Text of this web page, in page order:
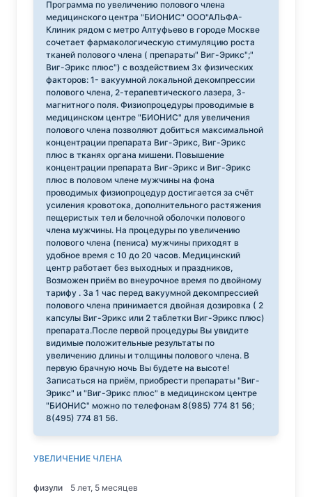
Программа по увеличению полового члена
медицинского центра "БИОНИС" ООО"АЛЬФА-
Клиник рядом с метро Алтуфьево в городе Москве
сочетает фармакологическую стимуляцию роста
тканей полового члена ( препараты" Виг-Эрикс";"
Виг-Эрикс плюс") с воздействием 3х физических
факторов: 1- вакуумной локальной декомпрессии
полового члена, 2-терапевтического лазера, 3-
магнитного поля. Физиопроцедуры проводимые в
медицинском центре "БИОНИС" для увеличения
полового члена позволяют добиться максимальной
концентрации препарата Виг-Эрикс, Виг-Эрикс
плюс в тканях органа мишени. Повышение
концентрации препарата Виг-Эрикс и Виг-Эрикс
плюс в половом члене мужчины на фона
проводимых физиопроцедур достигается за счёт
усиления кровотока, дополнительного растяжения
пещеристых тел и белочной оболочки полового
члена мужчины. На процедуры по увеличению
полового члена (пениса) мужчины приходят в
удобное время с 10 до 20 часов. Медицинский
центр работает без выходных и праздников,
Возможен приём во внеурочное время по двойному
тарифу . За 1 час перед вакуумной декомпрессией
полового члена принимается двойная дозировка ( 2
капсулы Виг-Эрикс или 2 таблетки Виг-Эрикс плюс)
препарата.После первой процедуры Вы увидите
видимые положительные результаты по
увеличению длины и толщины полового члена. В
первую брачную ночь Вы будете на высоте!
Записаться на приём, приобрести препараты "Виг-
Эрикс" и "Виг-Эрикс плюс" в медицинском центре
"БИОНИС" можно по телефонам 8(985) 774 81 56;
8(495) 774 81 56.
УВЕЛИЧЕНИЕ ЧЛЕНА
физули 5 лет, 5 месяцев